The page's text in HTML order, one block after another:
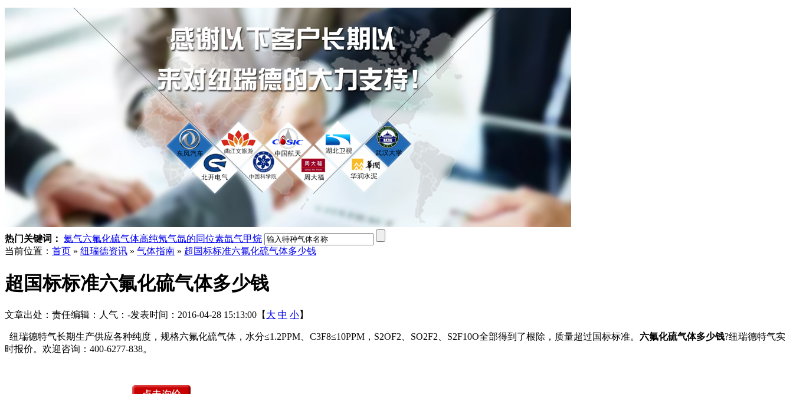
热门关键词： 氦气六氟化硫气体高纯氖气氙的同位素氙气甲烷
当前位置： 首页 » 纽瑞德资讯 » 气体指南 » 超国标标准六氟化硫气体多少钱
超国标标准六氟化硫气体多少钱
文章出处： 责任编辑： 人气： -发表时间：2016-04-28 15:13:00【 大 中 小】
纽瑞德特气长期生产供应各种纯度，规格六氟化硫气体，水分≤1.2PPM、C3F8≤10PPM，S2OF2、SO2F2、S2F10O全部得到了根除，质量超过国标标准。 六氟化硫气体多少钱?纽瑞德特气实
时报价。欢迎咨询：400-6277-838。